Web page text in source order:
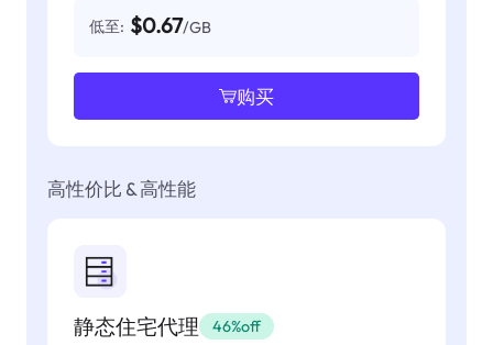
低至: $0.67/GB
购买
高性价比 & 高性能
静态住宅代理 46%off